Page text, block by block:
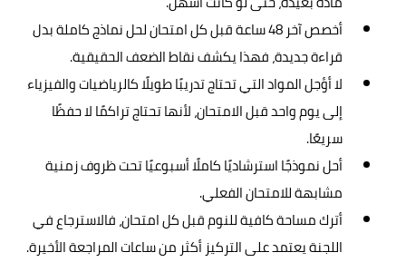
أخصص آخر 48 ساعة قبل كل امتحان لحل نماذج كاملة بدل
قراءة جديدة، فهذا يكشف نقاط الضعف الحقيقية.
لا أؤجل المواد التي تحتاج تدريبًا طويلًا كالرياضيات والفيزياء
إلى يوم واحد قبل الامتحان، لأنها تحتاج تراكمًا لا حفظًا
سريعًا.
أحل نموذجًا استرشاديًا كاملًا أسبوعيًا تحت ظروف زمنية
مشابهة للامتحان الفعلي.
أترك مساحة كافية للنوم قبل كل امتحان، فالاسترجاع في
اللجنة يعتمد على التركيز أكثر من ساعات المراجعة الأخيرة.